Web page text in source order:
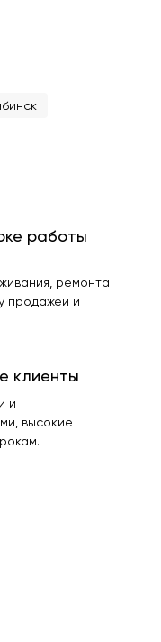
работы
ремонта
продажей и
клиенты
и
высокие